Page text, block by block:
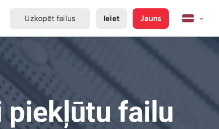
Uzkopēt failus Ieiet Jauns
piekļūtu failu